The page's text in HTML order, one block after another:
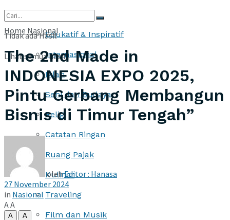
Edukatif & Inspiratif
Internasional
Iklan
Seni dan Budaya
Religi
Catatan Ringan
Ruang Pajak
Kuliner
Traveling
Film dan Musik
Tidak ada Hasil
Lihat semua hasil
Home Nasional
The 2nd Made in
INDONESIA EXPO 2025,
Pintu Gerbang Membangun
Bisnis di Timur Tengah”
olehEditor : Hanasa
27 November 2024
in Nasional
AA
A
A